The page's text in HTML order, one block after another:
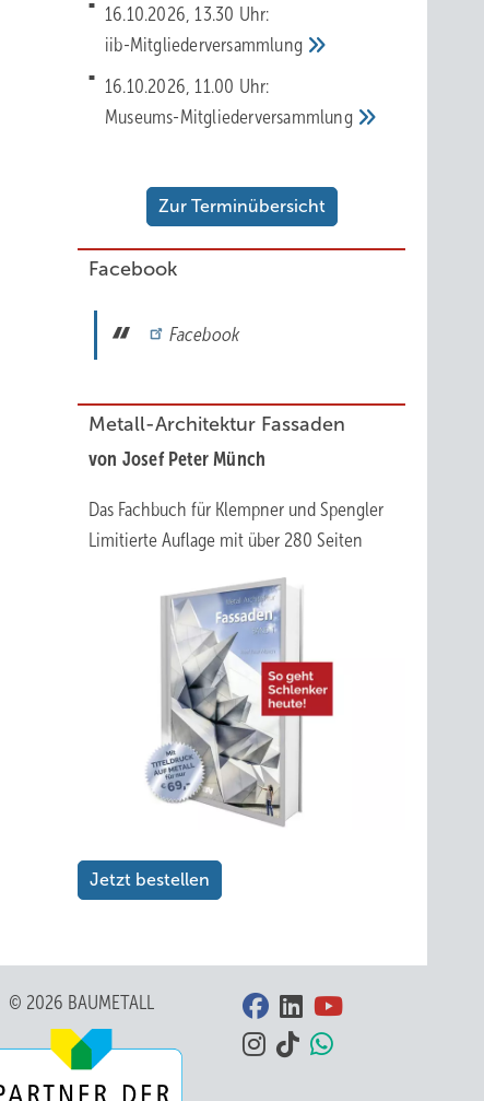
16.10.2026, 13.30 Uhr:
iib-Mitgliederversammlung
16.10.2026, 11.00 Uhr:
Museums-Mitgliederversammlung
Zur Terminübersicht
Facebook
Facebook
Metall-Architektur Fassaden
von Josef Peter Münch
Das Fachbuch für Klempner und Spengler
Limitierte Auflage mit über 280 Seiten
Jetzt bestellen
© 2026 BAUMETALL